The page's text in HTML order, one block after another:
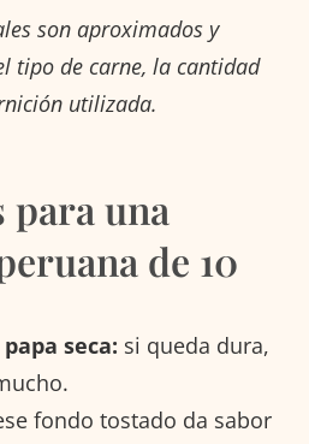
son aproximados y
tipo de carne, la cantidad
utilizada.
para una
de 10
seca: si queda dura,
fondo tostado da sabor